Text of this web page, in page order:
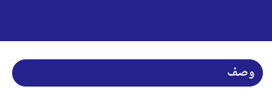
وصف